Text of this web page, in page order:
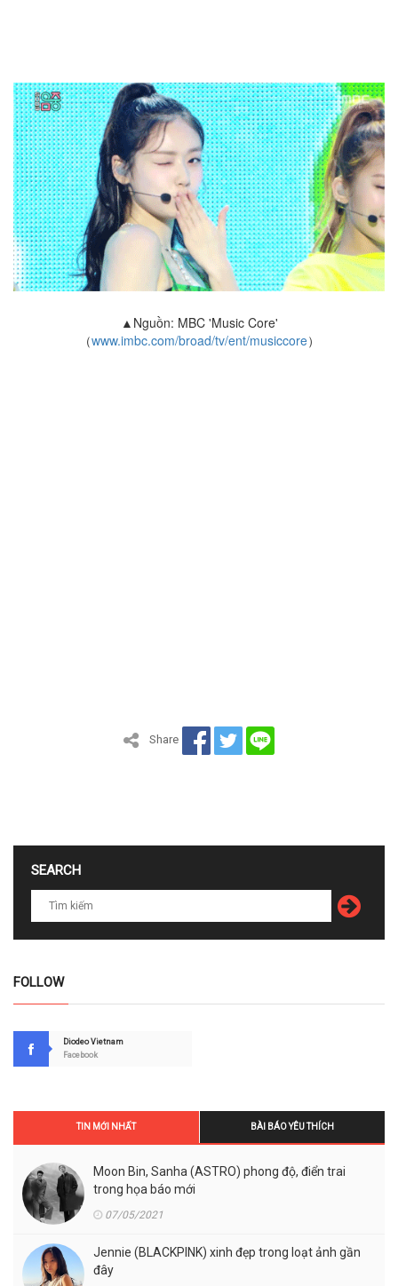
▲Nguồn: MBC 'Music Core'
（www.imbc.com/broad/tv/ent/musiccore）
Share
SEARCH
FOLLOW
Diodeo Vietnam
Facebook
TIN MỚI NHẤT BÀI BÁO YÊU THÍCH
Moon Bin, Sanha (ASTRO) phong độ, điển trai
trong họa báo mới
07/05/2021
Jennie (BLACKPINK) xinh đẹp trong loạt ảnh gần
đây